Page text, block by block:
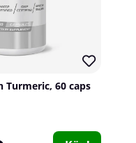
Turmeric, 60 caps